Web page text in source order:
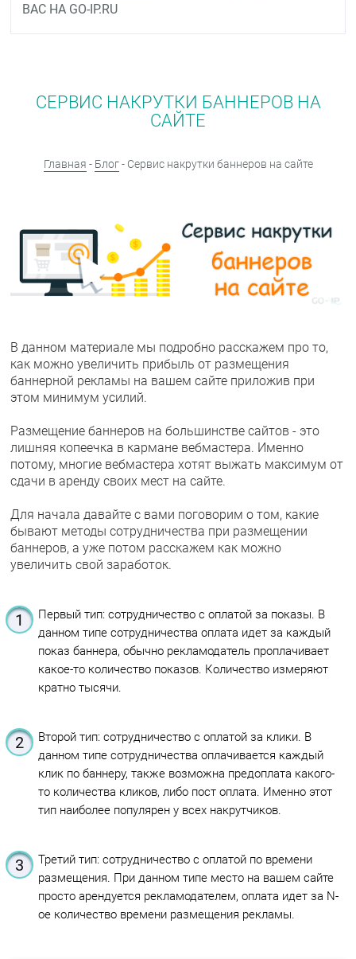
ВАС НА GO-IP.RU
СЕРВИС НАКРУТКИ БАННЕРОВ НА
САЙТЕ
Главная - Блог- Сервис накрутки баннеров на сайте
В данном материале мы подробно расскажем про то,
как можно увеличить прибыль от размещения
баннерной рекламы на вашем сайте приложив при
этом минимум усилий.
Размещение баннеров на большинстве сайтов - это
лишняя копеечка в кармане вебмастера. Именно
потому, многие вебмастера хотят выжать максимум от
сдачи в аренду своих мест на сайте.
Для начала давайте с вами поговорим о том, какие
бывают методы сотрудничества при размещении
баннеров, а уже потом расскажем как можно
увеличить свой заработок.
Первый тип: сотрудничество с оплатой за показы. В
данном типе сотрудничества оплата идет за каждый
показ баннера, обычно рекламодатель проплачивает
какое-то количество показов. Количество измеряют
кратно тысячи.
Второй тип: сотрудничество с оплатой за клики. В
данном типе сотрудничества оплачивается каждый
клик по баннеру, также возможна предоплата какого-
то количества кликов, либо пост оплата. Именно этот
тип наиболее популярен у всех накрутчиков.
Третий тип: сотрудничество с оплатой по времени
размещения. При данном типе место на вашем сайте
просто арендуется рекламодателем, оплата идет за N-
ое количество времени размещения рекламы.